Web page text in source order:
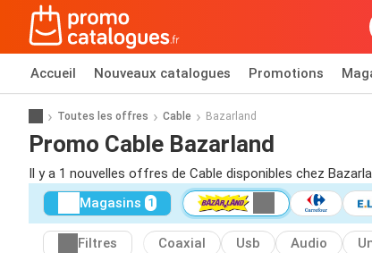
Accueil Nouveaux catalogues Promotions
Toutes les offres Cable Bazarland
Promo Cable Bazarland
Il y a 1 nouvelles offres de Cable disponibles chez
Magasins 1
Filtres Coaxial Usb Audio